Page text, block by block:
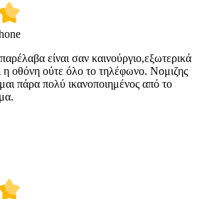
είναι σαν καινούργιο,εξωτερικά
η οθόνη ούτε όλο το τηλέφωνο. Νομιζης
πάρα πολύ ικανοποιημένος από το